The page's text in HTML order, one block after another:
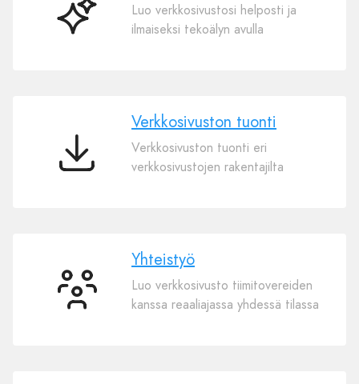
AI-
Luo verkkosivustosi helposti ja
ilmaiseksi tekoälyn avulla
Verkkosivuston
Verkkosivuston tuonti
Verkkosivuston tuonti eri
verkkosivustojen rakentajilta
Yhteistyö
Yhteistyö
Luo verkkosivusto tiimitovereiden
kanssa reaaliajassa yhdessä tilassa